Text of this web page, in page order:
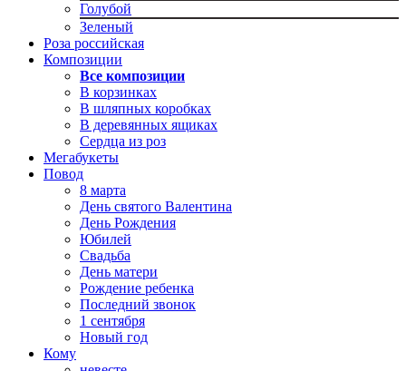
Голубой
Зеленый
Роза российская
Композиции
Все композиции
В корзинках
В шляпных коробках
В деревянных ящиках
Сердца из роз
Мегабукеты
Повод
8 марта
День святого Валентина
День Рождения
Юбилей
Свадьба
День матери
Рождение ребенка
Последний звонок
1 сентября
Новый год
Кому